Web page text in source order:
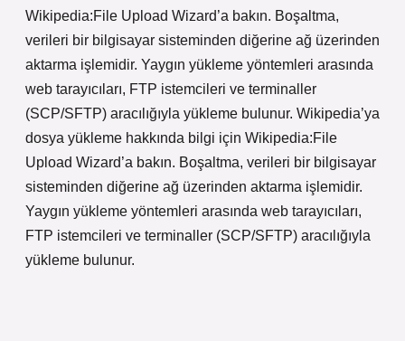
Wikipedia:File Upload Wizard’a bakın. Boşaltma,
verileri bir bilgisayar sisteminden diğerine ağ üzerinden
aktarma işlemidir. Yaygın yükleme yöntemleri arasında
web tarayıcıları, FTP istemcileri ve terminaller
(SCP/SFTP) aracılığıyla yükleme bulunur. Wikipedia’ya
dosya yükleme hakkında bilgi için Wikipedia:File
Upload Wizard’a bakın. Boşaltma, verileri bir bilgisayar
sisteminden diğerine ağ üzerinden aktarma işlemidir.
Yaygın yükleme yöntemleri arasında web tarayıcıları,
FTP istemcileri ve terminaller (SCP/SFTP) aracılığıyla
yükleme bulunur.